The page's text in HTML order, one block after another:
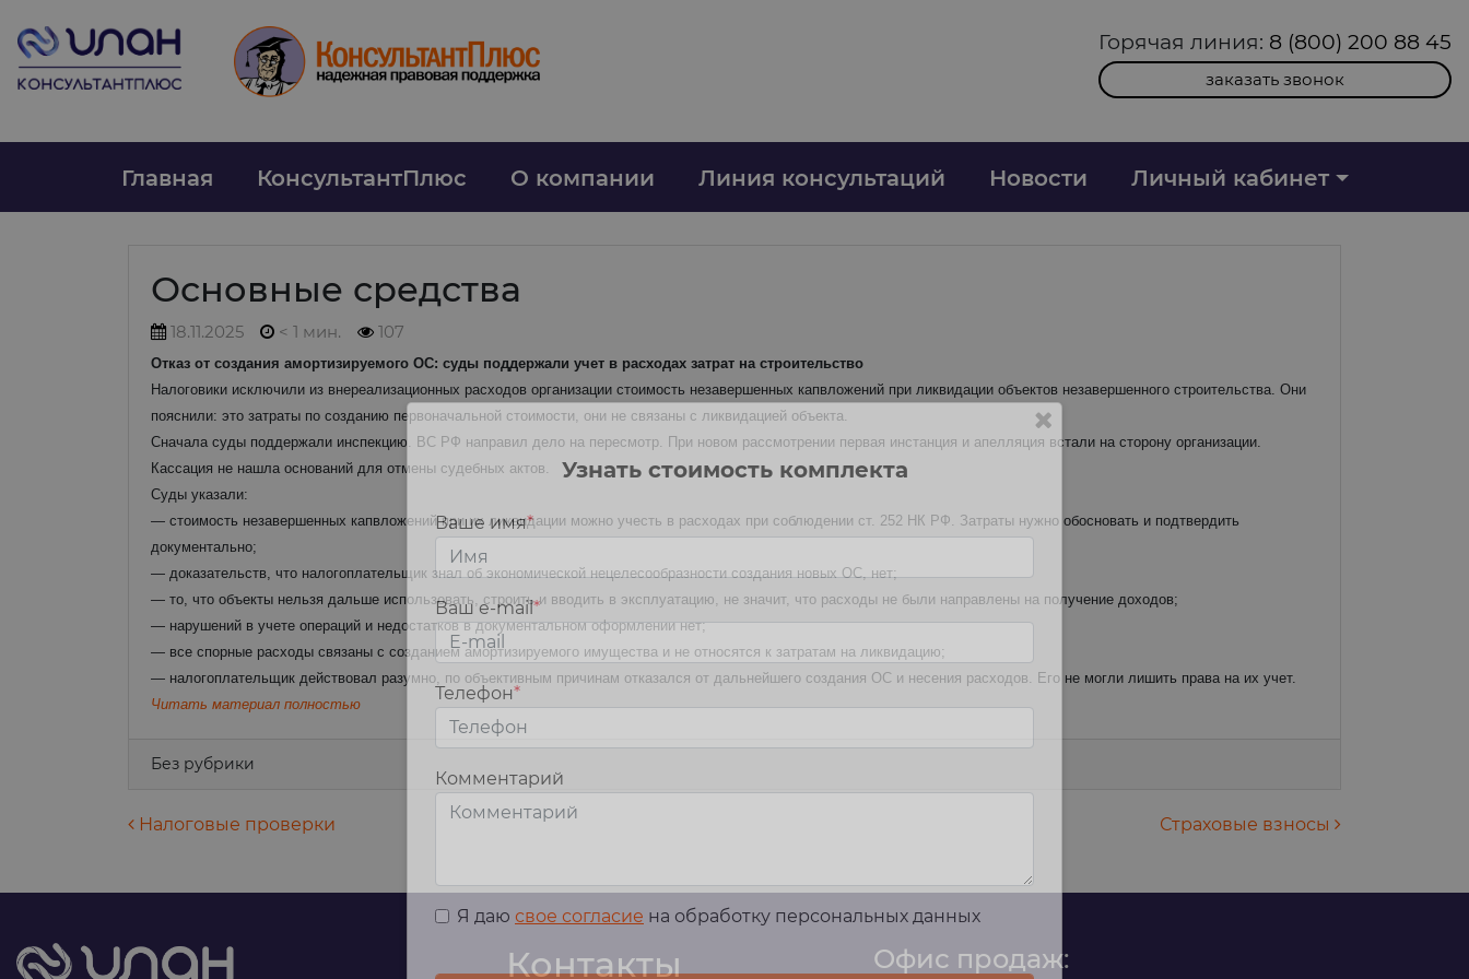
Горячая линия: 8 (800) 200 88 45
заказать звонок
Главная КонсультантПлюс О компании Линия консультаций Новости Личный кабинет
Основные средства
18.11.2025 < 1 мин. 107
Отказ от создания амортизируемого ОС: суды поддержали учет в расходах затрат на строительство
Налоговики исключили из внереализационных расходов организации стоимость незавершенных капвложений при ликвидации объектов незавершенного строительства. Они
пояснили: это затраты по созданию первоначальной стоимости, они не связаны с ликвидацией объекта.
Сначала суды поддержали инспекцию. ВС РФ направил дело на пересмотр. При новом рассмотрении первая инстанция и апелляция встали на сторону организации.
Кассация не нашла оснований для отмены судебных актов.
Суды указали:
— стоимость незавершенных капвложений при их ликвидации можно учесть в расходах при соблюдении ст. 252 НК РФ. Затраты нужно обосновать и подтвердить
документально;
— доказательств, что налогоплательщик знал об экономической нецелесообразности создания новых ОС, нет;
— то, что объекты нельзя дальше использовать, строить и вводить в эксплуатацию, не значит, что расходы не были направлены на получение доходов;
— нарушений в учете операций и недостатков в документальном оформлении нет;
— все спорные расходы связаны с созданием амортизируемого имущества и не относятся к затратам на ликвидацию;
— налогоплательщик действовал разумно, по объективным причинам отказался от дальнейшего создания ОС и несения расходов. Его не могли лишить права на их учет.
Читать материал полностью
Без рубрики
Навигация по записям
Налоговые проверки Страховые взносы
Контакты Офис продаж:
Узнать стоимость комплекта
Ваше имя*
Ваш e-mail*
Телефон*
Комментарий
Я даю свое согласие на обработку персональных данных